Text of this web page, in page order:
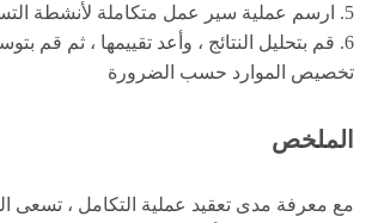
5. ارسم عملية سير عمل متكاملة لأنشطة التسويق
6. قم بتحليل النتائج ، وأعد تقييمها ، ثم قم
تخصيص الموارد حسب الضرورة
الملخص
مع معرفة مدى تعقيد عملية التكامل ،